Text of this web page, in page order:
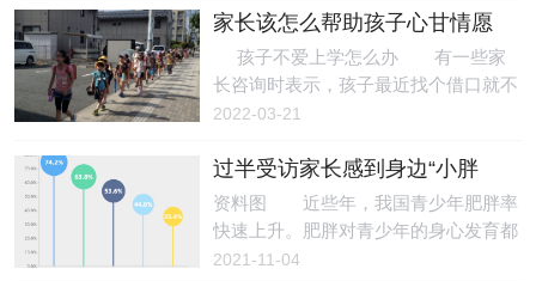
潜在危险，容易造成大出血。另外，剖
宫产后，子宫瘢痕处的子宫内膜局部通
常有缺损，受精卵在此着床不能进行充
分的蜕膜化，极易发生胎盘植入情
况。 头胎剖宫产，二胎
皮肤表面，引起接触性皮炎。而孩子运
动量大，皮肤娇嫩，皮肤更容易收到伤
害。 最近黑龙江省消费者协会对市
场上销售的60款儿童口罩开展了比较试
中“可孚”等13款儿童口罩不达标、“颐
品”等3款样品标准不适用、3款样品防
护性能较差、“迪咕咪Reangel”等2款pH
值超标、“可孚”等4款耐用性差。 如
何给孩子选择口罩、如何正确佩戴
家长该怎么帮助孩子心甘情愿
地去学校学习呢？
孩子不爱上学怎么办 有一些家
长咨询时表示，孩子最近找个借口就不
愿意上学了，愿意在家待着。有的是因
害怕学习和考试 ；有的是被老师严厉
批评过，怕同学笑话，也不愿意进教室
了 ；有的是贪玩，就想在家玩游戏、
看电视，而不愿意上学 ；也有的是和
2022-03-21
过半受访家长感到身边“小胖
墩”非常多
资料图 近些年，我国青少年肥胖率
快速上升。肥胖对青少年的身心发育都
会产生负面影响。随着越来越多“小胖
2021-11-04